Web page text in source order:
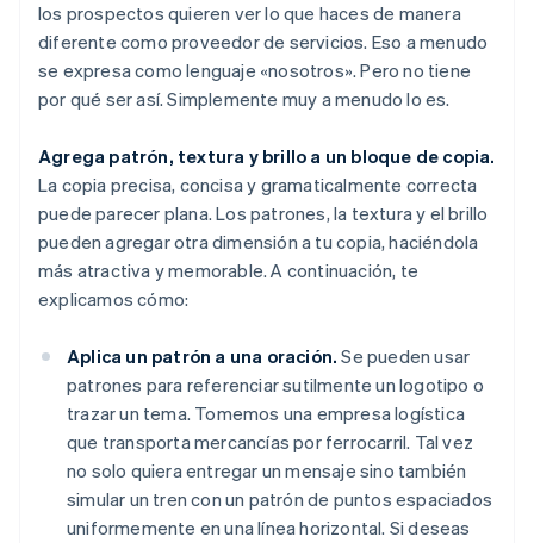
los prospectos quieren ver lo que haces de manera
diferente como proveedor de servicios. Eso a menudo
se expresa como lenguaje «nosotros». Pero no tiene
por qué ser así. Simplemente muy a menudo lo es.
Agrega patrón, textura y brillo a un bloque de copia.
La copia precisa, concisa y gramaticalmente correcta
puede parecer plana. Los patrones, la textura y el brillo
pueden agregar otra dimensión a tu copia, haciéndola
más atractiva y memorable. A continuación, te
explicamos cómo:
Aplica un patrón a una oración. Se pueden usar
patrones para referenciar sutilmente un logotipo o
trazar un tema. Tomemos una empresa logística
que transporta mercancías por ferrocarril. Tal vez
no solo quiera entregar un mensaje sino también
simular un tren con un patrón de puntos espaciados
uniformemente en una línea horizontal. Si deseas